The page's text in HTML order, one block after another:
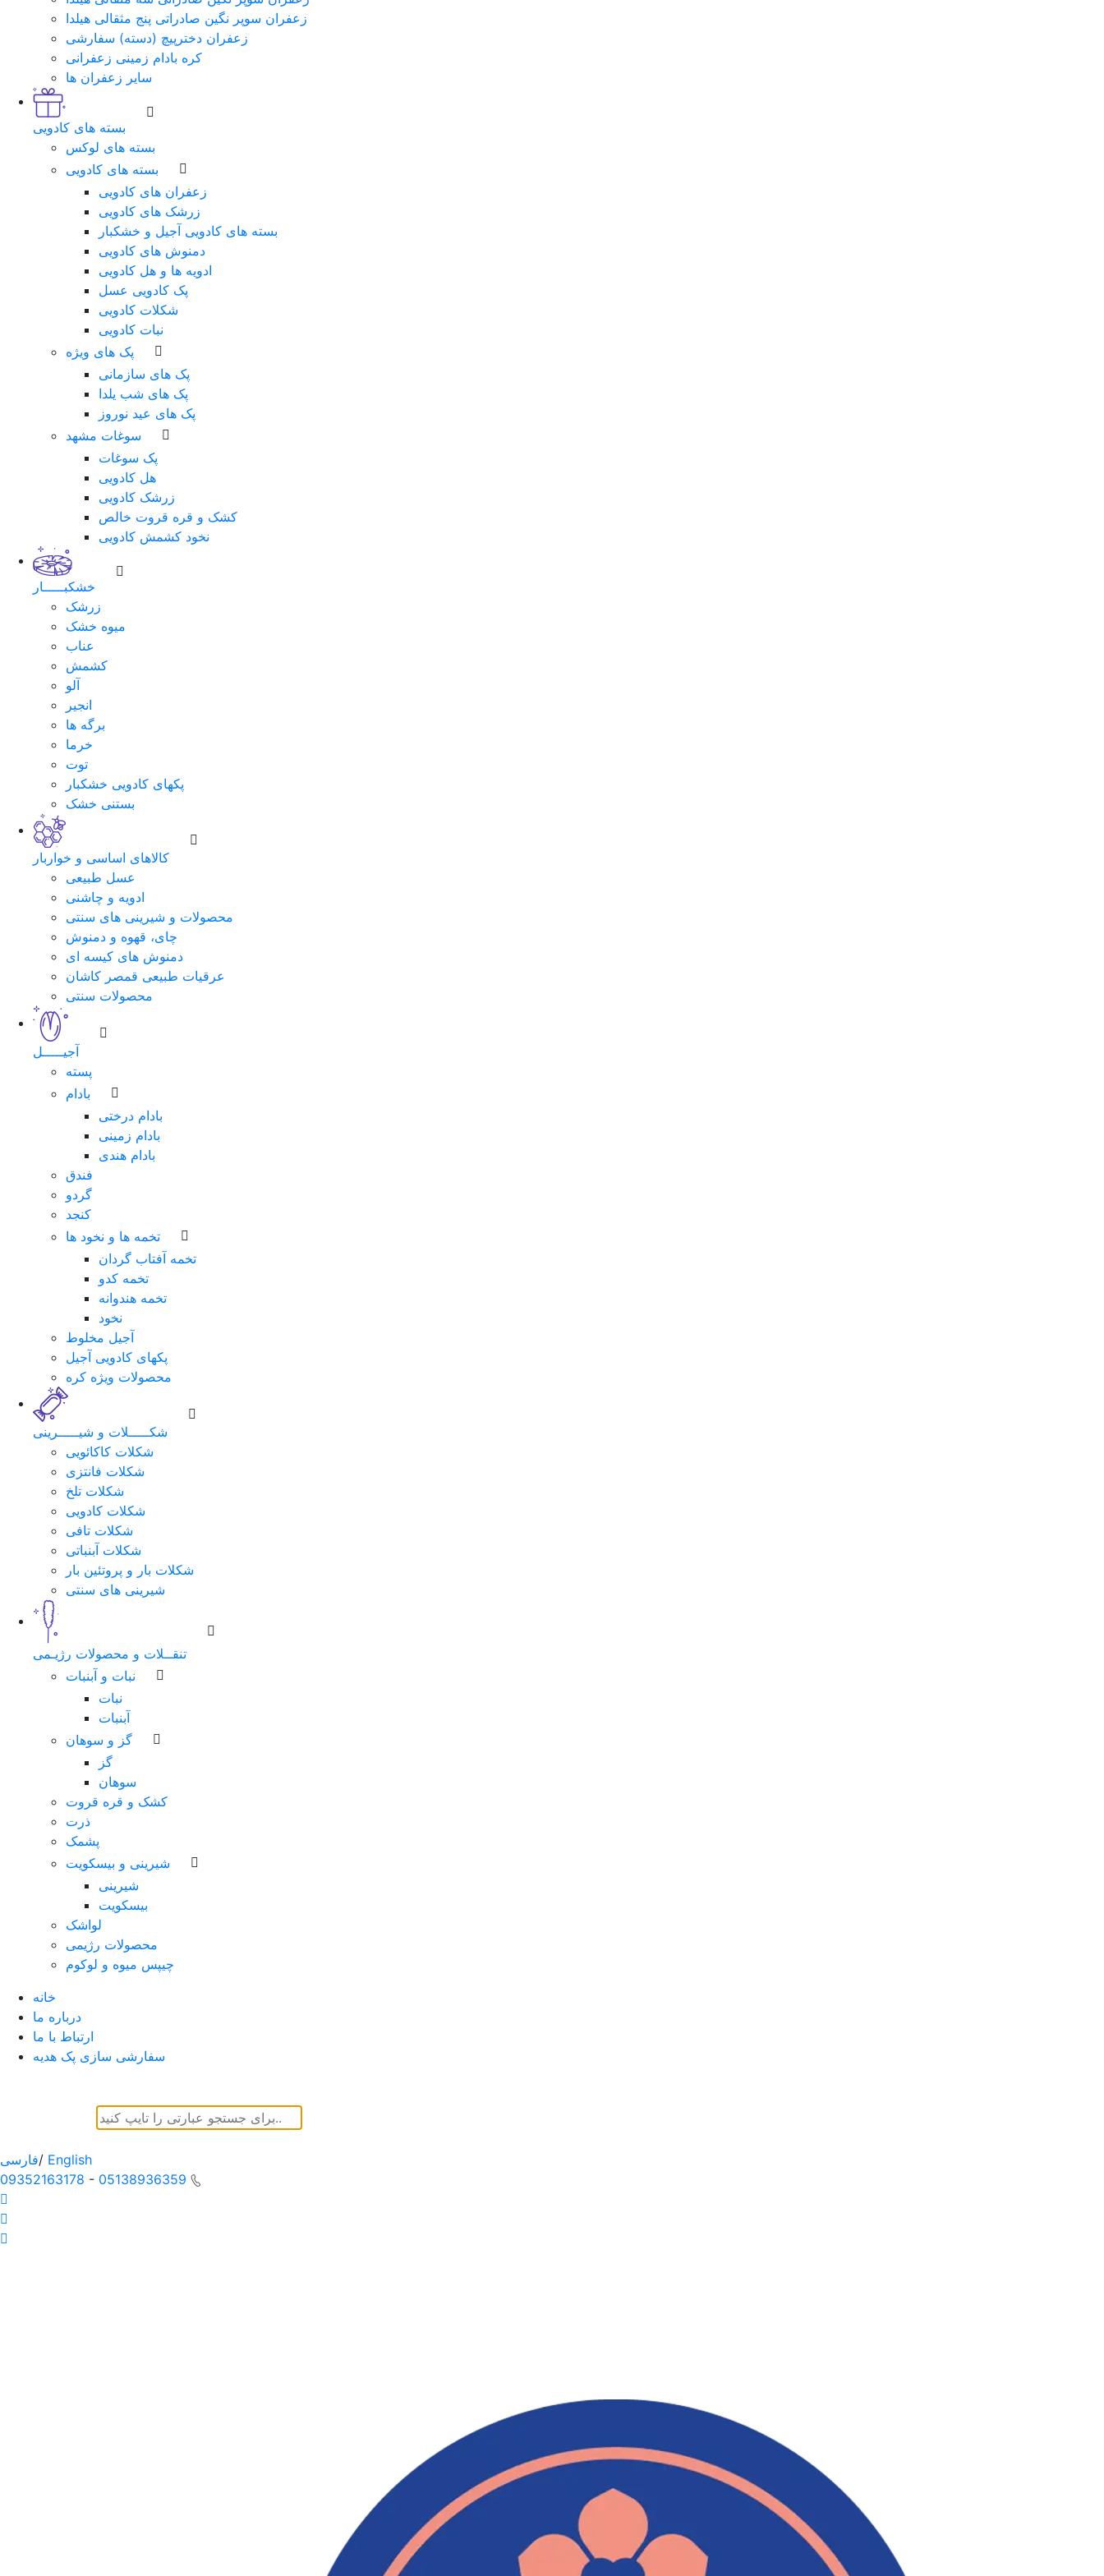
زعفران سوپر نگین صادراتی پنج مثقالی هیلدا
زعفران دخترپیچ (دسته) سفارشی
کره بادام زمینی زعفرانی
سایر زعفران ها
بسته های کادویی
بسته های لوکس
بسته های کادویی
زعفران های کادویی
زرشک های کادویی
بسته های کادویی آجیل و خشکبار
دمنوش های کادویی
ادویه ها و هل کادویی
پک کادویی عسل
شکلات کادویی
نبات کادویی
پک های ویژه
پک های سازمانی
پک های شب یلدا
پک های عید نوروز
سوغات مشهد
پک سوغات
هل کادویی
زرشک کادویی
کشک و قره قروت خالص
نخود کشمش کادویی
خشکبـــــار
زرشک
میوه خشک
عناب
کشمش
آلو
انجیر
برگه ها
خرما
توت
پکهای کادویی خشکبار
بستنی خشک
کالاهای اساسی و خواربار
عسل طبیعی
ادویه و چاشنی
محصولات و شیرینی های سنتی
چای، قهوه و دمنوش
دمنوش های کیسه ای
عرقیات طبیعی قمصر کاشان
محصولات سنتی
آجیـــــل
پسته
بادام
بادام درختی
بادام زمینی
بادام هندی
فندق
گردو
کنجد
تخمه ها و نخود ها
تخمه آفتاب گردان
تخمه کدو
تخمه هندوانه
نخود
آجیل مخلوط
پکهای کادویی آجیل
محصولات ویژه کره
شکـــــلات و شیـــــرینی
شکلات کاکائویی
شکلات فانتزی
شکلات تلخ
شکلات کادویی
شکلات تافی
شکلات آبنباتی
شکلات بار و پروتئین بار
شیرینی های سنتی
تنقــلات و محصولات رژیـمی
نبات و آبنبات
نبات
آبنبات
گز و سوهان
گز
سوهان
کشک و قره قروت
ذرت
پشمک
شیرینی و بیسکویت
شیرینی
بیسکویت
لواشک
محصولات رژیمی
چیپس میوه و لوکوم
خانه
درباره ما
ارتباط با ما
سفارشی سازی پک هدیه
فارسی/ English
09352163178 - 05138936359
لطفا
برای
ورود
فرم
تکمیل
نمایید.
شماره
همراه